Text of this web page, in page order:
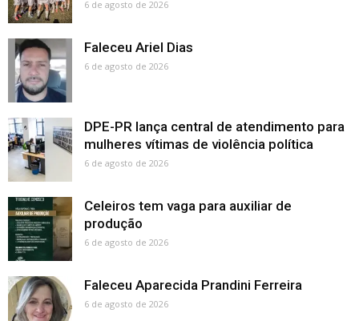
6 de agosto de 2026
Faleceu Ariel Dias
6 de agosto de 2026
DPE-PR lança central de atendimento para
mulheres vítimas de violência política
6 de agosto de 2026
Celeiros tem vaga para auxiliar de
produção
6 de agosto de 2026
Faleceu Aparecida Prandini Ferreira
6 de agosto de 2026